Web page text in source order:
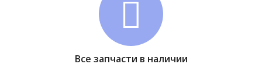
Все запчасти в наличии